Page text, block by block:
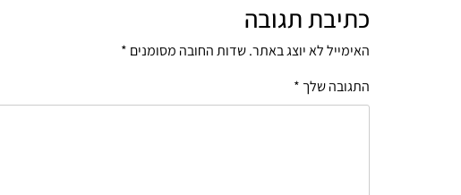
כתיבת תגובה
האימייל לא יוצג באתר.שדות החובה מסומנים *
התגובה שלך*